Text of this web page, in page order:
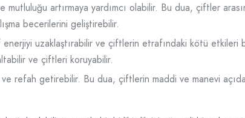
mutluluğu artırmaya yardımcı olabilir. Bu dua, çiftler
becerilerini geliştirebilir.
enerjiyi uzaklaştırabilir ve çiftlerin etrafındaki kötü
ve çiftleri koruyabilir.
refah getirebilir. Bu dua, çiftlerin maddi ve manevi